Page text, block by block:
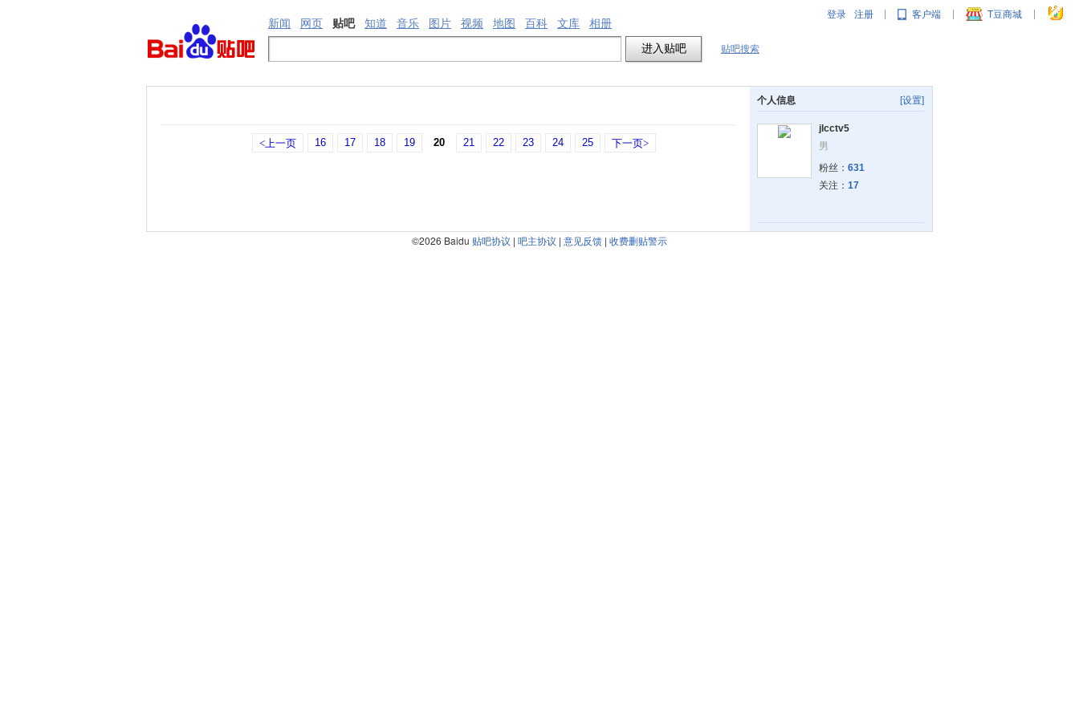
登录 注册 | 客户端 | T豆商城 |
新闻 网页 贴吧 知道 音乐 图片 视频 地图 百科 文库 相册
贴吧搜索
<上一页 16 17 18 19 20 21 22 23 24 25 下一页>
[设置]
个人信息
jlcctv5
男
粉丝： 631
关注： 17
©2026 Baidu 贴吧协议 | 吧主协议 | 意见反馈 | 收费删贴警示